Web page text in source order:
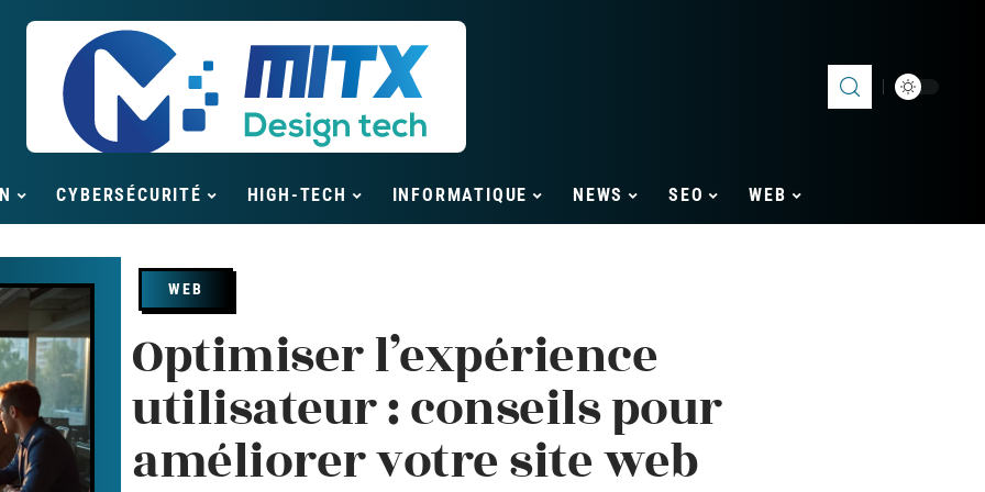
CYBERSÉCURITÉ HIGH-TECH INFORMATIQUE NEWS SEO WEB
WEB
Optimiser l’expérience
utilisateur : conseils pour
améliorer votre site web